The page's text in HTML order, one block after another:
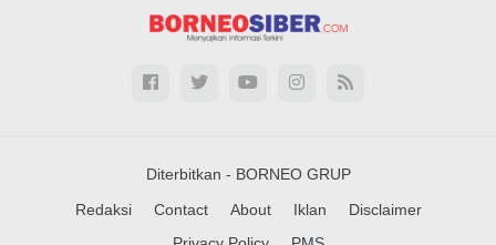
Diterbitkan - BORNEO GRUP
Redaksi
Contact About Iklan
Disclaimer